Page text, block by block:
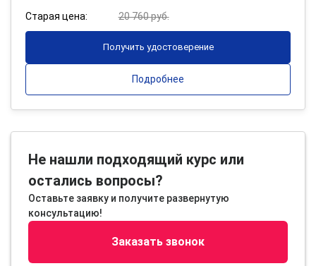
Старая цена: 20 760 руб.
Получить удостоверение
Подробнее
Не нашли подходящий курс или
остались вопросы?
Оставьте заявку и получите развернутую
консультацию!
Заказать звонок